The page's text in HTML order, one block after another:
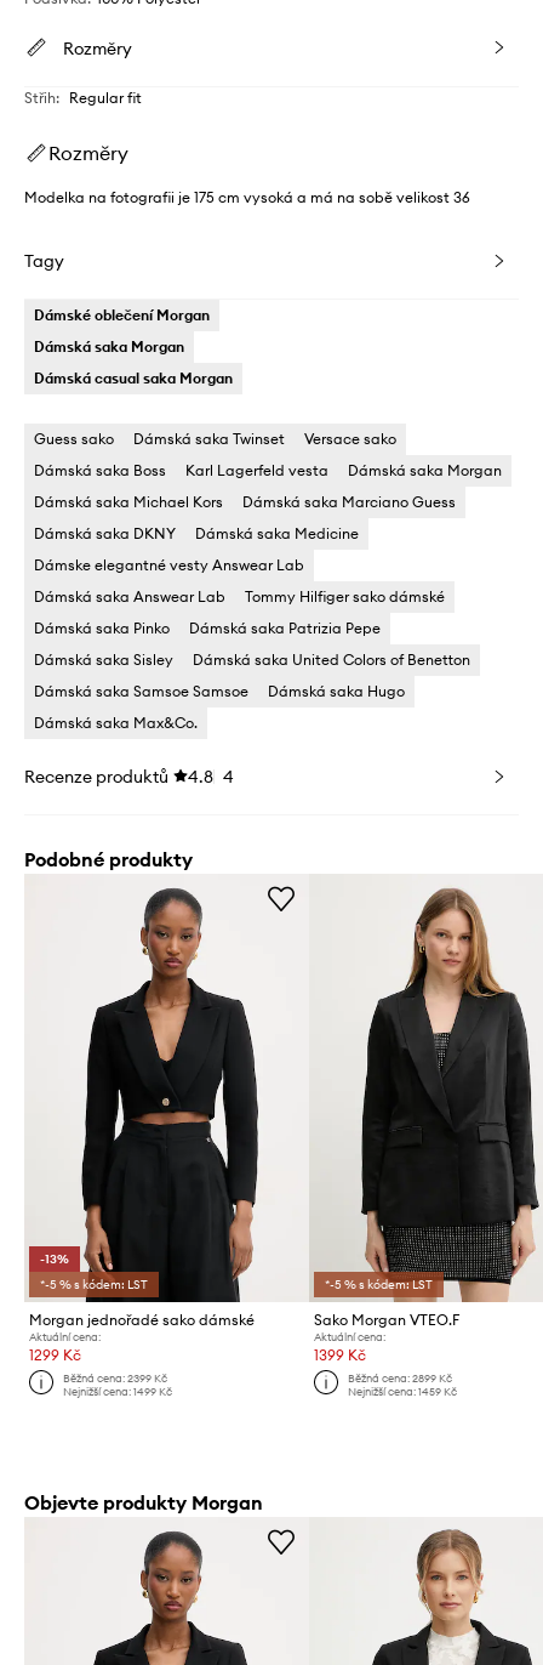
Rozměry
Střih: Regular fit
Rozměry
Modelka na fotografii je 175 cm vysoká a má na sobě velikost 36
Tagy
Dámské oblečení Morgan
Dámská saka Morgan
Dámská casual saka Morgan
Guess sako Dámská saka Twinset
Versace sako
Dámská saka Boss
Karl Lagerfeld vesta
Dámská saka Morgan
Dámská saka Michael Kors
Dámská saka Marciano Guess
Dámská saka DKNY
Dámská saka Medicine
Dámske elegantné vesty Answear Lab
Dámská saka Answear Lab
Tommy Hilfiger sako dámské
Dámská saka Pinko
Dámská saka Patrizia Pepe
Dámská saka Sisley
Dámská saka United Colors of Benetton
Dámská saka Samsoe Samsoe
Dámská saka Hugo
Dámská saka Max&Co.
Recenze produktů 4.8 4
Podobné produkty
-13%
*-5 % s kódem: LST
Morgan jednořadé sako dámské
Aktuální cena:
1299 Kč
Běžná cena:2399 Kč
Nejnižší cena:1499 Kč
*-5 % s kódem: LST
Sako Morgan VTEO.F
Aktuální cena:
1399 Kč
Běžná cena: 2899 Kč
Nejnižší cena: 1459 Kč
Objevte produkty Morgan